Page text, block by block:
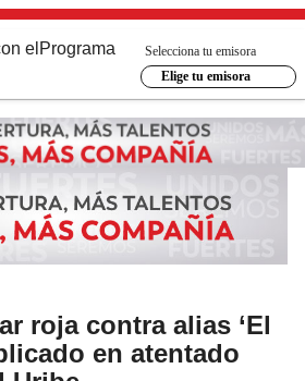
el Programa
Selecciona tu emisora
Elige tu emisora
roja contra alias ‘El
en atentado